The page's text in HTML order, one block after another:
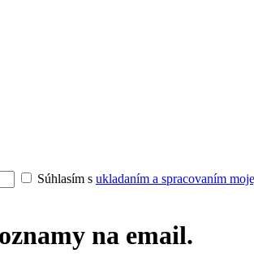
Súhlasím s ukladaním a spracovaním
na email.